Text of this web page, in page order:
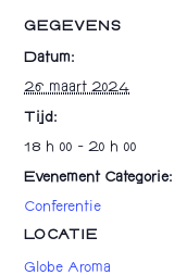
GEGEVENS
Datum:
26 maart 2024
Tijd:
18 h 00 - 20 h 00
Evenement Categorie:
Conferentie
LOCATIE
Globe Aroma